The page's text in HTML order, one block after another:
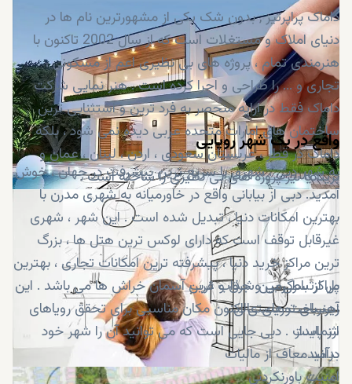
داماک پراپرتیز , بدون شک یکی از مشهورترین نام ها در
دنیای املاک و مستغلات است که از سال 2002 تاکنون با
هنرمندی تمام ، پروژه های بی نظیری اعم از مسکونی ،
تجاری و ... را طراحی و اجرا کرده است . هنر نمایی شرکت
داماک فقط در ارایه منحصر به فرد ترین و استثنایی ترین
ساختمان های امارات متحده عربی دیده نمی شود ، بلکه
داماک در قطر ، عربستان سعودی ، اردن ، لبنان ، عمان و
بریتانیا نیز پروژه های بی نظیری را ساخته است .
واقع در یک شهر رویایی
به شهر دبی ، شهری با سریع ترین پیشرفت در جهان ، خوش
آمدید. دبی از بیابانی واقع در خاورمیانه به شهری مدرن با
بهترین امکانات دنیا ، تبدیل شده است . این شهر ، شهری
غیرقابل توقف است که دارای لوکس ترین هتل ها ، بزرگ
ترین مراکز خرید دنیا ، پیشرفته ترین امکانات تجاری ، بهترین
مراکز سرگرمی و جذاب ترین آسمان خراش ها می باشد . این
آهنربای توریستی اکنون مکان مناسبی برای تحقق رویاهای
شماست . دبی جایی است که می توانید آن را شهر خود
بدانید .
پل ارتباطی بین شرق و غرب
زیرساخت های عالی
ارز پایدار
درآمد معاف از مالیات
امنیت باورنکردنی